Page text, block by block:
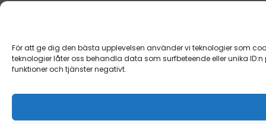
För att ge dig den bästa upplevelsen använder vi teknologier som
teknologier låter oss behandla data som surfbeteende eller unika
funktioner och tjänster negativt.